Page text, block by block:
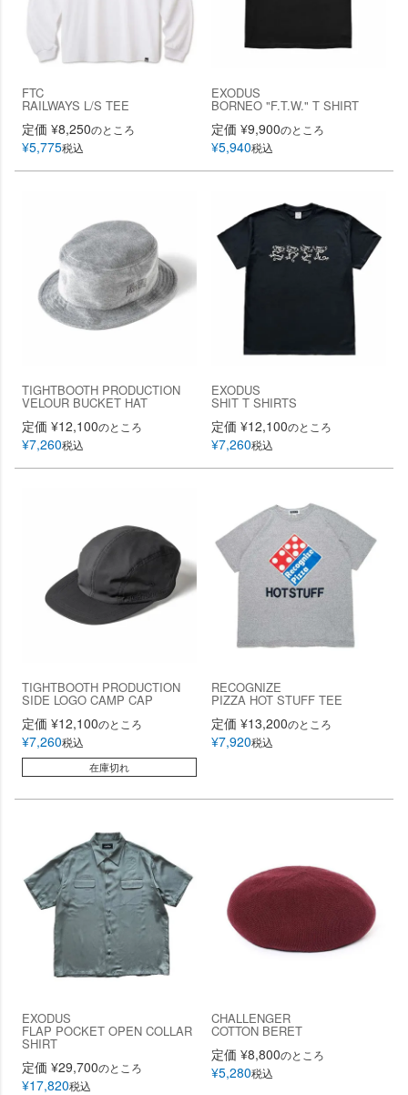
FTC
RAILWAYS L/S TEE
定価 ¥8,250のところ
¥5,775税込
EXODUS
BORNEO "F.T.W." T SHIRT
定価 ¥9,900のところ
¥5,940税込
TIGHTBOOTH PRODUCTION
VELOUR BUCKET HAT
定価 ¥12,100のところ
¥7,260税込
EXODUS
SHIT T SHIRTS
定価 ¥12,100のところ
¥7,260税込
TIGHTBOOTH PRODUCTION
SIDE LOGO CAMP CAP
定価 ¥12,100のところ
¥7,260税込
在庫切れ
RECOGNIZE
PIZZA HOT STUFF TEE
定価 ¥13,200のところ
¥7,920税込
EXODUS
FLAP POCKET OPEN COLLAR
SHIRT
定価 ¥29,700のところ
¥17,820税込
CHALLENGER
COTTON BERET
定価 ¥8,800のところ
¥5,280税込